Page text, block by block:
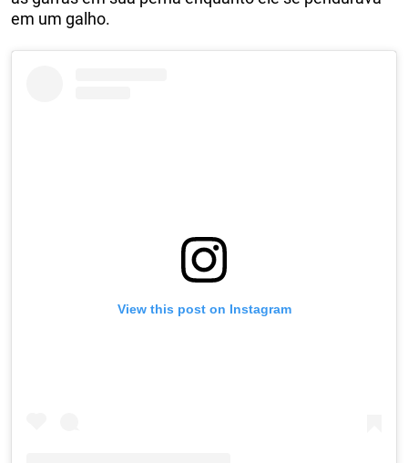
em um galho.
View this post on Instagram